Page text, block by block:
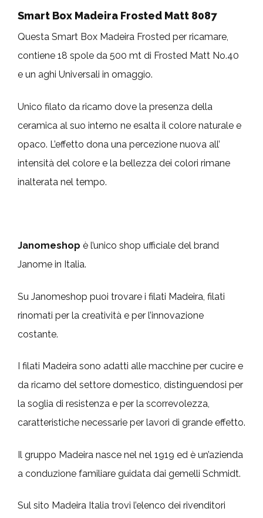
Smart Box Madeira Frosted Matt 8087
Questa Smart Box Madeira Frosted per ricamare,
contiene 18 spole da 500 mt di Frosted Matt No.40
e un aghi Universali in omaggio.
Unico filato da ricamo dove la presenza della
ceramica al suo interno ne esalta il colore naturale e
opaco. L’effetto dona una percezione nuova all’
intensità del colore e la bellezza dei colori rimane
inalterata nel tempo.
Janomeshop è l’unico shop ufficiale del brand
Janome in Italia.
Su Janomeshop puoi trovare i filati Madeira, filati
rinomati per la creatività e per l’innovazione
costante.
I filati Madeira sono adatti alle macchine per cucire e
da ricamo del settore domestico, distinguendosi per
la soglia di resistenza e per la scorrevolezza,
caratteristiche necessarie per lavori di grande effetto.
Il gruppo Madeira nasce nel nel 1919 ed è un’azienda
a conduzione familiare guidata dai gemelli Schmidt.
Sul sito Madeira Italia trovi l’elenco dei rivenditori